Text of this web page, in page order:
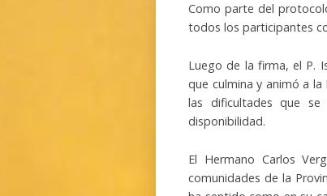
Como parte del
todos los participantes
Luego de la firma, el P.
que culmina y animó a
las dificultades que
disponibilidad.
El Hermano Carlos
comunidades de la